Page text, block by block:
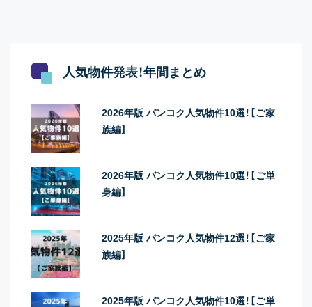
人気物件発表！年間まとめ
2026年版 バンコク人気物件10選！【ご家
族編】
2026年版 バンコク人気物件10選！【ご単
身編】
2025年版 バンコク人気物件12選！【ご家
族編】
2025年版 バンコク人気物件10選！【ご単